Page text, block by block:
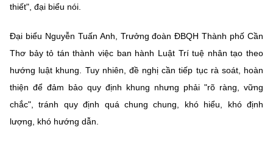
thiết", đại biểu nói.
Đại biểu Nguyễn Tuấn Anh, Trưởng đoàn ĐBQH Thành phố Cần
Thơ bảy tỏ tán thành việc ban hành Luật Trí tuệ nhân tạo theo
hướng luật khung. Tuy nhiên, đề nghị cần tiếp tục rà soát, hoàn
thiện để đảm bảo quy định khung nhưng phải "rõ ràng, vững
chắc", tránh quy định quá chung chung, khó hiểu, khó định
lượng, khó hướng dẫn.